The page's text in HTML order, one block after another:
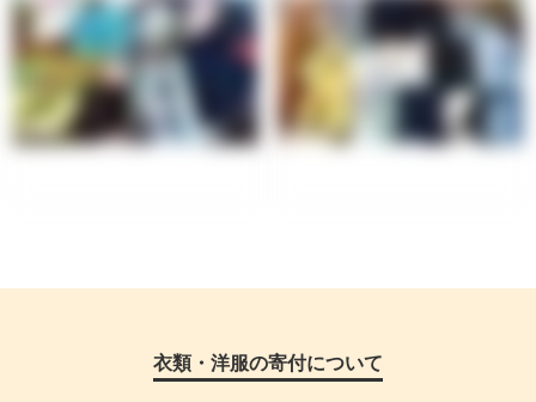
衣類・洋服の寄付について